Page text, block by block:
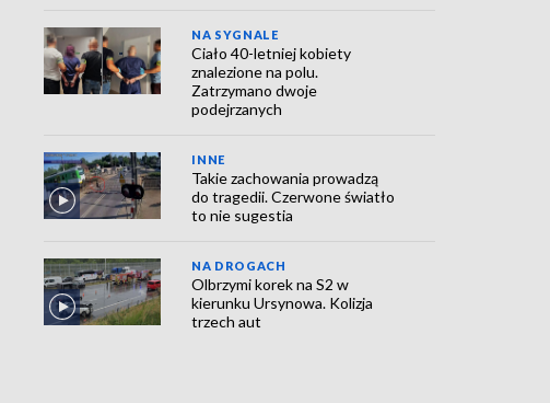
NA SYGNALE
Ciało 40-letniej kobiety
znalezione na polu.
Zatrzymano dwoje
podejrzanych
INNE
Takie zachowania prowadzą
do tragedii. Czerwone światło
to nie sugestia
NA DROGACH
Olbrzymi korek na S2 w
kierunku Ursynowa. Kolizja
trzech aut